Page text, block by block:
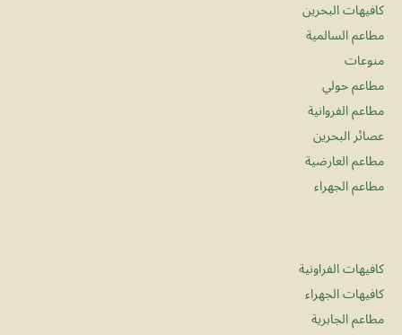
كافيهات البحرين
مطاعم السالمية
منوعات
مطاعم حولي
مطاعم الفروانية
عصائر البحرين
مطاعم العارضية
مطاعم الجهراء
كافيهات الفراونية
كافيهات الجهراء
مطاعم الجابرية